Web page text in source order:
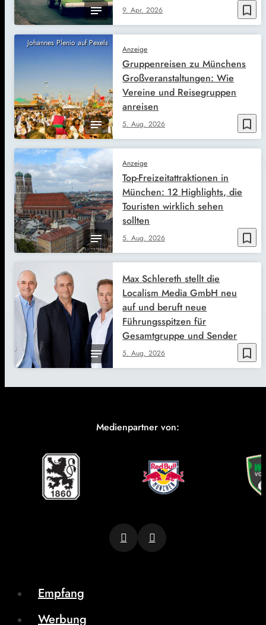
bookmark_border
9. Apr. 2026
Johannes Plenio auf Pexels
bookmark_border
Anzeige
5. Aug. 2026
Gruppenreisen zu Münchens
Großveranstaltungen: Wie
Vereine und Reisegruppen
anreisen
bookmark_border
Anzeige
5. Aug. 2026
Top-Freizeitattraktionen in
München: 12 Highlights, die
Touristen wirklich sehen
sollten
bookmark_border
5. Aug. 2026
Max Schlereth stellt die
Localism Media GmbH neu
auf und beruft neue
Führungsspitzen für
Gesamtgruppe und Sender
Medienpartner von:
Empfang
Werbung